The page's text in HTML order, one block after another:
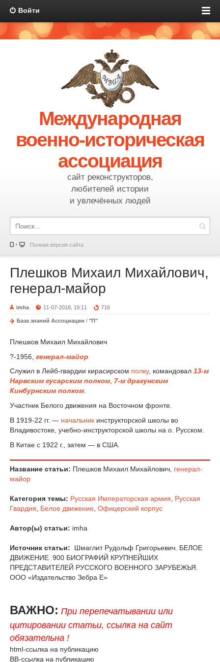
Войти
Международная
военно-историческая
ассоциация
сайт реконструкторов,
любителей истории
и увлечённых людей
Полная версия сайта
Плешков Михаил Михайлович,
генерал-майор
imha 11-07-2018, 19:11 716
База знаний Ассоциации / "П"
Плешков Михаил Михайлович
?-1956, генерал-майор
Служил в Лейб-гвардии кирасирском полку, командовал 13-м
Нарвским гусарским полком, 7-м драгунским
Кинбурнским полком.
Участник Белого движения на Восточном фронте.
В 1919-22 гг. — начальник инструкторской школы во
Владивостоке, учебно-инструкторской школы на о. Русском.
В Китае с 1922 г., затем — в США.
Название статьи: Плешков Михаил Михайлович, генерал-
майор
Категория темы: Русская Императорская армия
Русская
Гвардия
Белое движение Офицерский корпус
Автор(ы) статьи: imha
Источник статьи:
Шмаглит Рудольф Григорьевич. БЕЛОЕ
ДВИЖЕНИЕ. 900 БИОГРАФИЙ КРУПНЕЙШИХ
ПРЕДСТАВИТЕЛЕЙ РУССКОГО ВОЕННОГО ЗАРУБЕЖЬЯ.
ООО «Издательство Зебра Е»
ВАЖНО: При перепечатывании или
цитировании статьи, ссылка на сайт
обязательна !
html-ссылка на публикацию
BB-ссылка на публикацию